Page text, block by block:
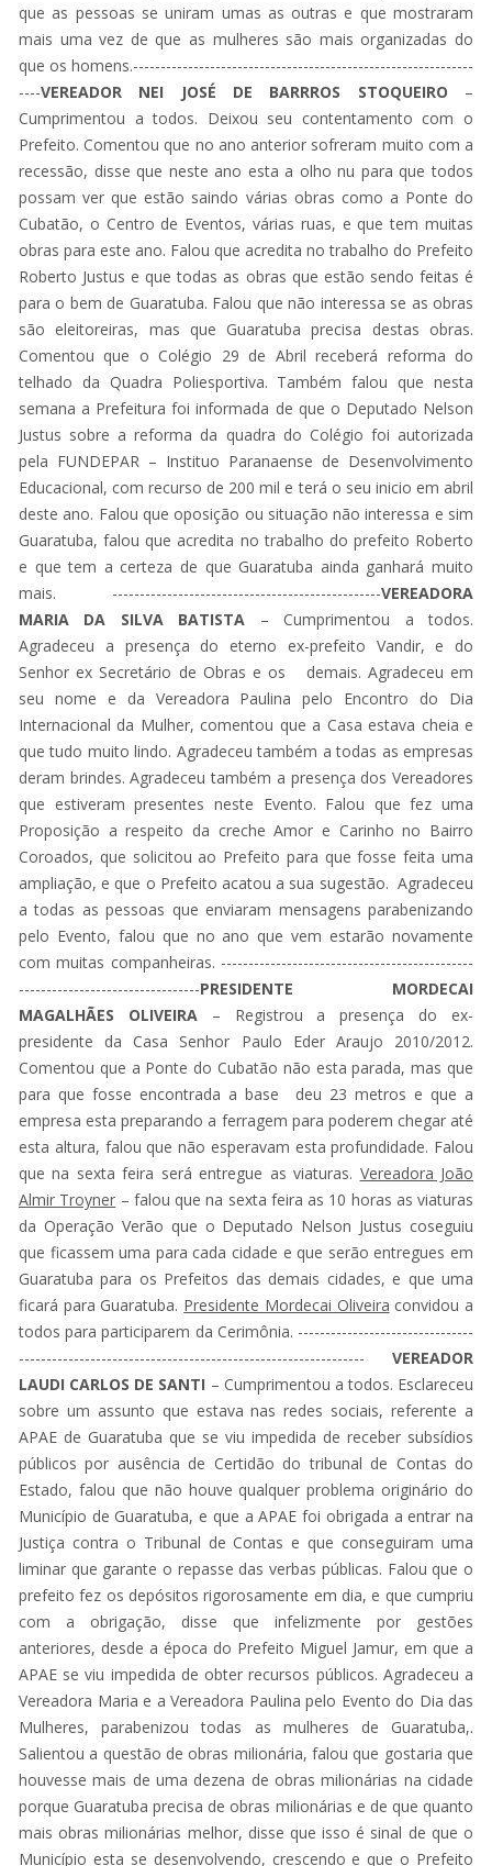
que as pessoas se uniram umas as outras e que mostraram
mais uma vez de que as mulheres são mais organizadas do
que os homens.--------------------------------------------------------------
----VEREADOR NEI JOSÉ DE BARRROS STOQUEIRO –
Cumprimentou a todos. Deixou seu contentamento com o
Prefeito. Comentou que no ano anterior sofreram muito com a
recessão, disse que neste ano esta a olho nu para que todos
possam ver que estão saindo várias obras como a Ponte do
Cubatão, o Centro de Eventos, várias ruas, e que tem muitas
obras para este ano. Falou que acredita no trabalho do Prefeito
Roberto Justus e que todas as obras que estão sendo feitas é
para o bem de Guaratuba. Falou que não interessa se as obras
são eleitoreiras, mas que Guaratuba precisa destas obras.
Comentou que o Colégio 29 de Abril receberá reforma do
telhado da Quadra Poliesportiva. Também falou que nesta
semana a Prefeitura foi informada de que o Deputado Nelson
Justus sobre a reforma da quadra do Colégio foi autorizada
pela FUNDEPAR – Instituo Paranaense de Desenvolvimento
Educacional, com recurso de 200 mil e terá o seu inicio em abril
deste ano. Falou que oposição ou situação não interessa e sim
Guaratuba, falou que acredita no trabalho do prefeito Roberto
e que tem a certeza de que Guaratuba ainda ganhará muito
mais. -------------------------------------------------VEREADORA
MARIA DA SILVA BATISTA – Cumprimentou a todos.
Agradeceu a presença do eterno ex-prefeito Vandir, e do
Senhor ex Secretário de Obras e os demais. Agradeceu em
seu nome e da Vereadora Paulina pelo Encontro do Dia
Internacional da Mulher, comentou que a Casa estava cheia e
que tudo muito lindo. Agradeceu também a todas as empresas
deram brindes. Agradeceu também a presença dos Vereadores
que estiveram presentes neste Evento. Falou que fez uma
Proposição a respeito da creche Amor e Carinho no Bairro
Coroados, que solicitou ao Prefeito para que fosse feita uma
ampliação, e que o Prefeito acatou a sua sugestão. Agradeceu
a todas as pessoas que enviaram mensagens parabenizando
pelo Evento, falou que no ano que vem estarão novamente
com muitas companheiras. ----------------------------------------------
---------------------------------PRESIDENTE MORDECAI
MAGALHÃES OLIVEIRA– Registrou a presença do ex-
presidente da Casa Senhor Paulo Eder Araujo 2010/2012.
Comentou que a Ponte do Cubatão não esta parada, mas que
para que fosse encontrada a base deu 23 metros e que a
empresa esta preparando a ferragem para poderem chegar até
esta altura, falou que não esperavam esta profundidade. Falou
que na sexta feira será entregue as viaturas. Vereadora João
Almir Troyner – falou que na sexta feira as 10 horas as viaturas
da Operação Verão que o Deputado Nelson Justus coseguiu
que ficassem uma para cada cidade e que serão entregues em
Guaratuba para os Prefeitos das demais cidades, e que uma
ficará para Guaratuba. Presidente Mordecai Oliveira convidou a
todos para participarem da Cerimônia. --------------------------------
--------------------------------------------------------------- VEREADOR
LAUDI CARLOS DE SANTI – Cumprimentou a todos. Esclareceu
sobre um assunto que estava nas redes sociais, referente a
APAE de Guaratuba que se viu impedida de receber subsídios
públicos por ausência de Certidão do tribunal de Contas do
Estado, falou que não houve qualquer problema originário do
Município de Guaratuba, e que a APAE foi obrigada a entrar na
Justiça contra o Tribunal de Contas e que conseguiram uma
liminar que garante o repasse das verbas públicas. Falou que o
prefeito fez os depósitos rigorosamente em dia, e que cumpriu
com a obrigação, disse que infelizmente por gestões
anteriores, desde a época do Prefeito Miguel Jamur, em que a
APAE se viu impedida de obter recursos públicos. Agradeceu a
Vereadora Maria e a Vereadora Paulina pelo Evento do Dia das
Mulheres, parabenizou todas as mulheres de Guaratuba,.
Salientou a questão de obras milionária, falou que gostaria que
houvesse mais de uma dezena de obras milionárias na cidade
porque Guaratuba precisa de obras milionárias e de que quanto
mais obras milionárias melhor, disse que isso é sinal de que o
Município esta se desenvolvendo, crescendo e que o Prefeito